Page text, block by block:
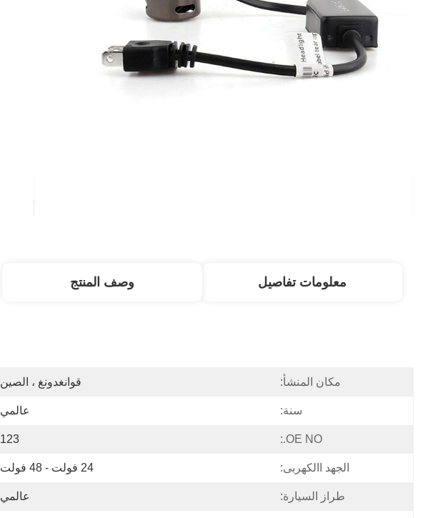
معلومات تفاصيل وصف المنتج
مكان المنشأ: قوانغدونغ ، الصين
سنة: عالمي
OE NO.:
123
الجهد االكهربى: 24 فولت - 48 فولت
طراز السيارة: عالمي